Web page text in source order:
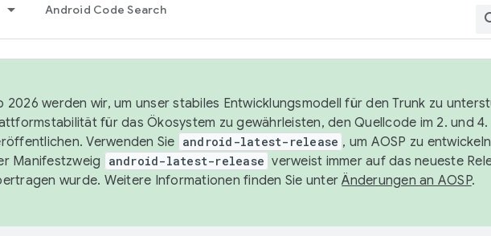
Android Code Search
2026 werden wir, um unser stabiles Entwicklungsmodell für den Trunk zu
für das Ökosystem zu gewährleisten, den Quellcode im 2. und 4.
Verwenden Sie android-latest-release , um AOSP zu
Manifestzweig
android-latest-release verweist immer auf das neueste
wurde. Weitere Informationen finden Sie unterÄnderungen an AOSP.